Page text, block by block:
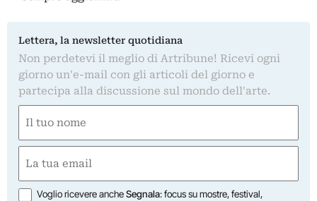
Lettera, la newsletter quotidiana
Non perdetevi il meglio di Artribune! Ricevi ogni
giorno un'e-mail con gli articoli del giorno e
partecipa alla discussione sul mondo dell'arte.
(Obbligatorio)
Nome
(Obbligatorio)
Opzioni
Voglio ricevere ancheSegnala: focus su mostre, festival,